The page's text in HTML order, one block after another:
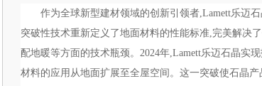
作为全球新型建材领域的创新引领者,Lamett乐迈
突破性技术重新定义了地面材料的性能标准,完美解决
配地暖等方面的技术瓶颈。2024年,Lamett乐迈石晶实
材料的应用从地面扩展至全屋空间。这一突破使石晶